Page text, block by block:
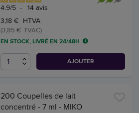
4.9/5 - 14 avis
3,18 € HTVA
(3,85 € TVAC)
EN STOCK, LIVRÉ EN 24/48H
AJOUTER
200 Coupelles de lait
concentré - 7 ml - MIKO